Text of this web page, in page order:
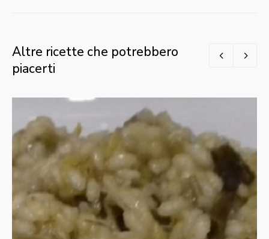
Altre ricette che potrebbero
piacerti